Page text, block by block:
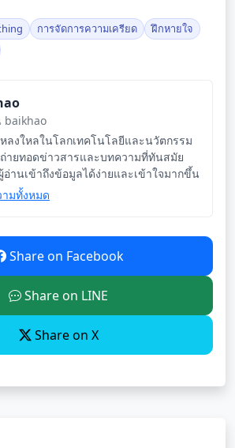
การจัดการความเครียด
ฝึกหายใจ
baikhao
ลงใหลในโลกเทคโนโลยีและนวัตกรรม
ายทอดข่าวสารและบทความที่ทันสมัย
อ่านเข้าถึงข้อมูลได้ง่ายและเข้าใจมากขึ้น
มทั้งหมด
Share on Facebook
Share on LINE
Share on X